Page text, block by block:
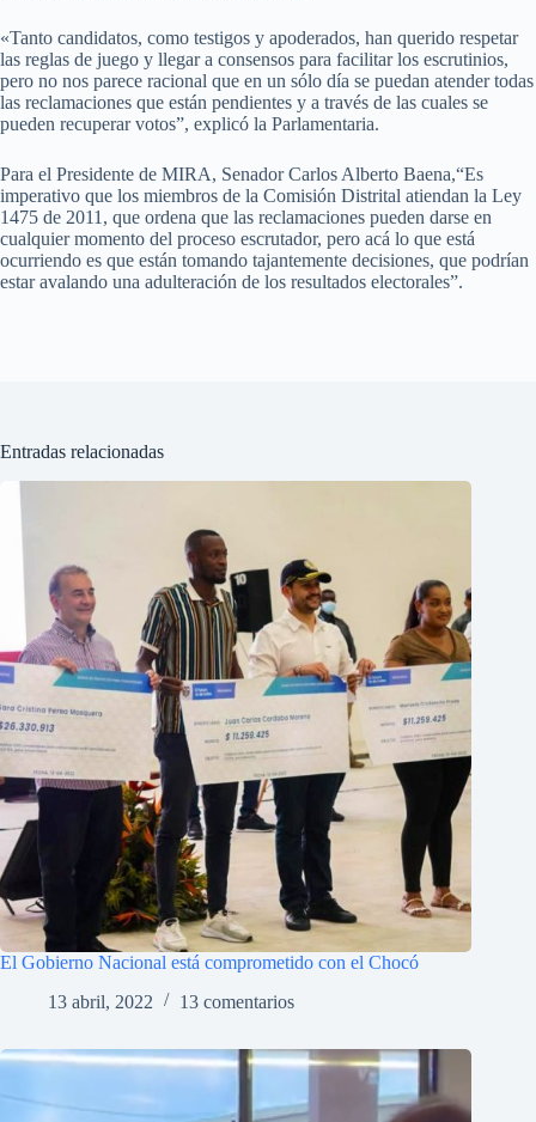
«Tanto candidatos, como testigos y apoderados, han querido respetar
las reglas de juego y llegar a consensos para facilitar los escrutinios,
pero no nos parece racional que en un sólo día se puedan atender todas
las reclamaciones que están pendientes y a través de las cuales se
pueden recuperar votos”, explicó la Parlamentaria.
Para el Presidente de MIRA, Senador Carlos Alberto Baena,“Es
imperativo que los miembros de la Comisión Distrital atiendan la Ley
1475 de 2011, que ordena que las reclamaciones pueden darse en
cualquier momento del proceso escrutador, pero acá lo que está
ocurriendo es que están tomando tajantemente decisiones, que podrían
estar avalando una adulteración de los resultados electorales”.
Entradas relacionadas
El Gobierno Nacional está comprometido con el Chocó
13 abril, 2022
13 comentarios